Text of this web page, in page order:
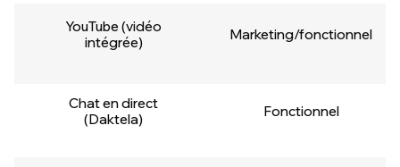
YouTube (vidéo
intégrée)
Marketing/fonctionnel
Chat en direct
(Daktela)
Fonctionnel